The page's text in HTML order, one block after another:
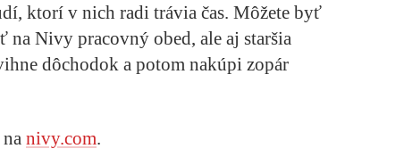
ktorí v nich radi trávia čas. Môžete byť
na Nivy pracovný obed, ale aj staršia
dôchodok a potom nakúpi zopár
nivy.com.